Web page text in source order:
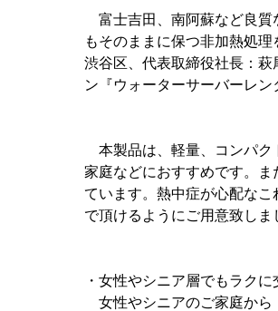
富士吉田、南阿蘇など良質
もそのままに保つ非加熱処
渋谷区、代表取締役社長：
ン『ウォーターサーバーレ
本製品は、軽量、コンパク
家庭などにおすすめです。
ています。熱中症が心配な
で頂けるようにご用意致しま
・女性やシニア層でもラク
女性やシニアのご家庭から